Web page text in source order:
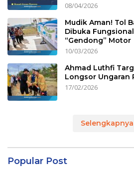
08/04/2026
Mudik Aman! Tol
Dibuka
“Gendong” Motor
10/03/2026
Ahmad Luthfi
Longsor Ungaran
17/02/2026
Selengkapnya
Popular Post